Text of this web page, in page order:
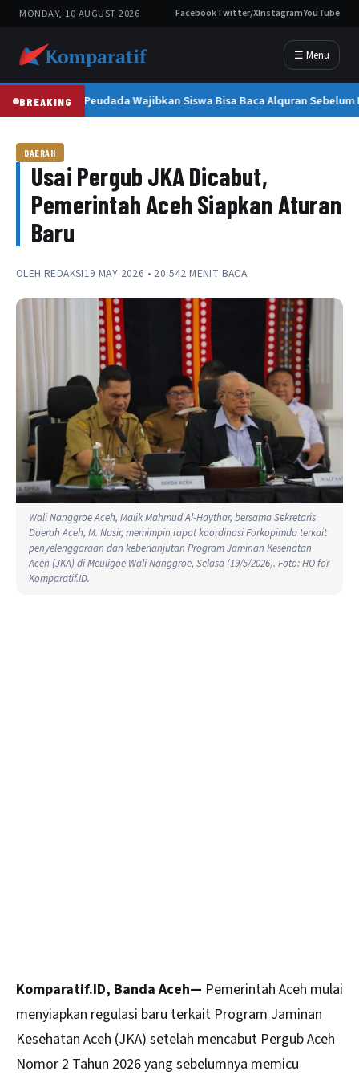
MONDAY, 10 AUGUST 2026 FacebookTwitter/XInstagramYouTube
☰ Menu
BREAKING
SMAN 1 Peudada Wajibkan Siswa Bisa Baca Alquran Sebelum
DAERAH
Usai Pergub JKA Dicabut,
Pemerintah Aceh Siapkan Aturan
Baru
OLEH REDAKSI19 MAY 2026 • 20:542 MENIT BACA
Wali Nanggroe Aceh, Malik Mahmud Al-Haythar, bersama Sekretaris
Daerah Aceh, M. Nasir, memimpin rapat koordinasi Forkopimda terkait
penyelenggaraan dan keberlanjutan Program Jaminan Kesehatan
Aceh (JKA) di Meuligoe Wali Nanggroe, Selasa (19/5/2026). Foto: HO for
Komparatif.ID.
Komparatif.ID, Banda Aceh— Pemerintah Aceh mulai
menyiapkan regulasi baru terkait Program Jaminan
Kesehatan Aceh (JKA) setelah mencabut Pergub Aceh
Nomor 2 Tahun 2026 yang sebelumnya memicu